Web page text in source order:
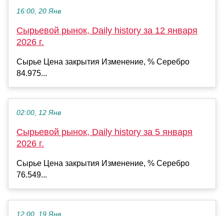
16:00, 20 Янв
Сырьевой рынок, Daily history за 12 января
2026 г.
Сырье Цена закрытия Изменение, % Серебро
84.975...
02:00, 12 Янв
Сырьевой рынок, Daily history за 5 января
2026 г.
Сырье Цена закрытия Изменение, % Серебро
76.549...
12:00, 19 Янв